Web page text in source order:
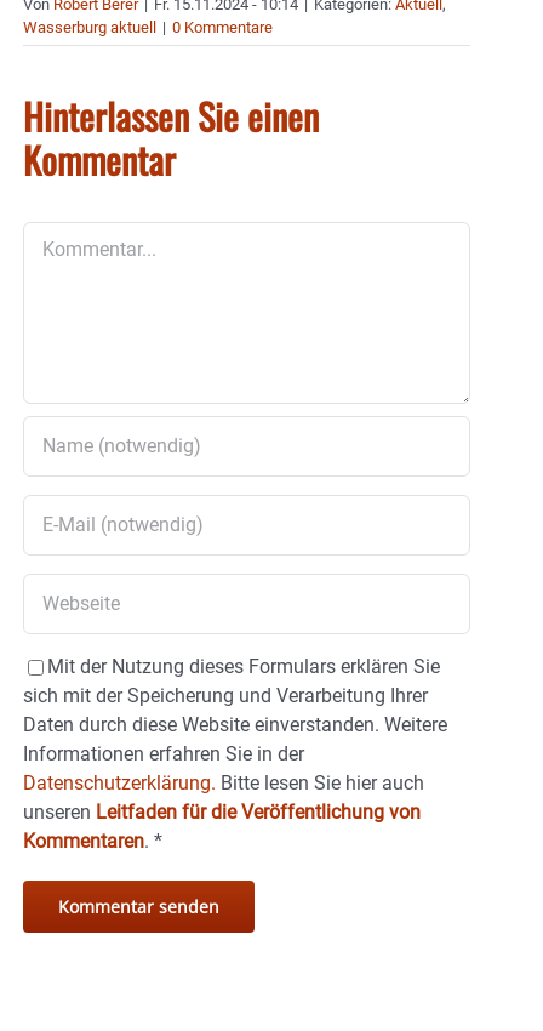
Von Robert Berer Fr. 15.11.2024 - 10:14 Kategorien: Aktuell ,
Wasserburg aktuell | 0 Kommentare
Hinterlassen Sie einen
Kommentar
Mit der Nutzung dieses Formulars erklären Sie
sich mit der Speicherung und Verarbeitung Ihrer
Daten durch diese Website einverstanden. Weitere
Informationen erfahren Sie in der
Datenschutzerklärung. Bitte lesen Sie hier auch
unseren Leitfaden für die Veröffentlichung von
Kommentaren. *